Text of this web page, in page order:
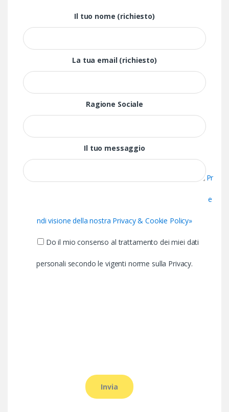
Il tuo nome (richiesto)
La tua email (richiesto)
Ragione Sociale
Il tuo messaggio
Pr
e
ndi visione della nostra Privacy & Cookie Policy»
Do il mio consenso al trattamento dei miei dati
personali secondo le vigenti norme sulla Privacy.